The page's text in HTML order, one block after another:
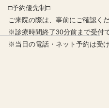
□予約優先制□
ご来院の際は、事前にご確認く
※診療時間終了30分前まで受付
※当日の電話・ネット予約は受